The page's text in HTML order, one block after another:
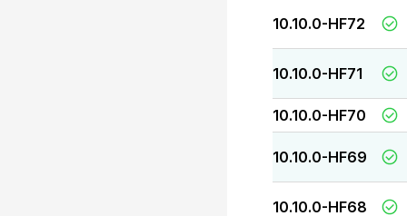
10.10.0-HF72
10.10.0-HF71
10.10.0-HF70
10.10.0-HF69
10.10.0-HF68